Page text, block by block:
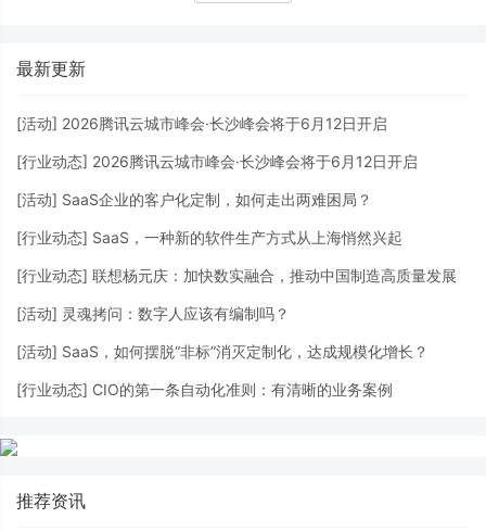
最新更新
[活动] 2026腾讯云城市峰会·长沙峰会将于6月12日开启
[行业动态] 2026腾讯云城市峰会·长沙峰会将于6月12日开启
[活动] SaaS企业的客户化定制，如何走出两难困局？
[行业动态] SaaS，一种新的软件生产方式从上海悄然兴起
[行业动态] 联想杨元庆：加快数实融合，推动中国制造高质量发展
[活动] 灵魂拷问：​数字人应该有编制吗？
[活动] SaaS，如何摆脱“非标”消灭定制化，达成规模化增长？
[行业动态] CIO的第一条自动化准则：有清晰的业务案例
推荐资讯